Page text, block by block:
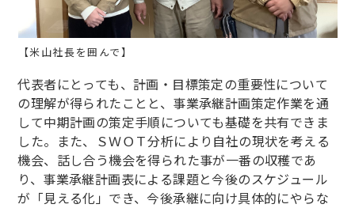
【米山社長を囲んで】
代表者にとっても、計画・目標策定の重要性について
の理解が得られたことと、事業承継計画策定作業を通
して中期計画の策定手順についても基礎を共有できま
した。また、ＳＷＯＴ分析により自社の現状を考える
機会、話し合う機会を得られた事が一番の収穫であ
り、事業承継計画表による課題と今後のスケジュール
が「見える化」でき、今後承継に向け具体的にやらな